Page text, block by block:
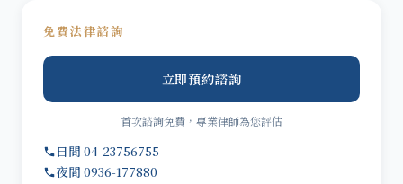
免費法律諮詢
立即預約諮詢
首次諮詢免費，專業律師為您評估
日間 04-23756755
夜間 0936-177880